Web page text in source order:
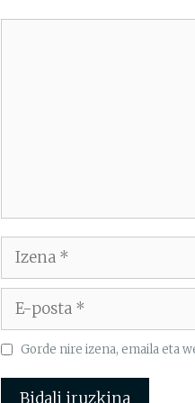
Izena
E-
posta
Gorde nire izena, emaila eta